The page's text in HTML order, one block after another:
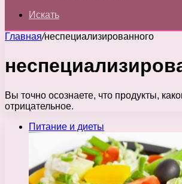
Искать
Главная/неспециализированного
Вы точно осознаете, что продукты,
отрицательное.
Питание и диеты